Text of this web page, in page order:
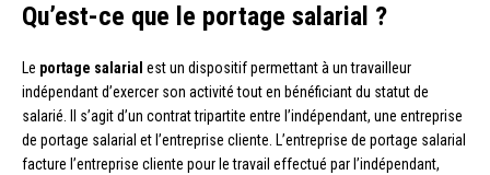
Qu’est-ce que le portage salarial ?
Le portage salarial est un dispositif permettant à un travailleur
indépendant d’exercer son activité tout en bénéficiant du statut de
salarié. Il s’agit d’un contrat tripartite entre l’indépendant, une entreprise
de portage salarial et l’entreprise cliente. L’entreprise de portage salarial
facture l’entreprise cliente pour le travail effectué par l’indépendant,